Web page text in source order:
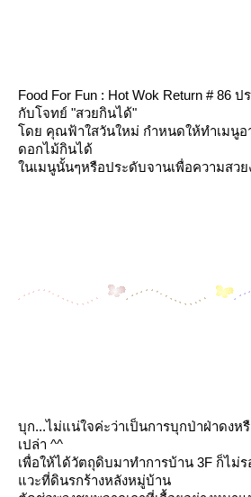
Food For Fun : Hot Wok Return # 86
กับโจทย์ "สวยกินได้"
ด คุณฟ้าใสวันใหม่ กำหนดให้ทำเมนู
ดอกไม้กินได้
นเมนูนั้นๆหรือประดับจานเพื่อความสวย
บุก...ไม่แน่ใจค่ะว่าเป็นการบุกป่าฝ่าดง
เปล่า ^^
เพื่อให้ได้วัตถุดิบมาทำการบ้าน 3F ก็ไม่
วะที่ดินรกร้างหลังหมู่บ้าน